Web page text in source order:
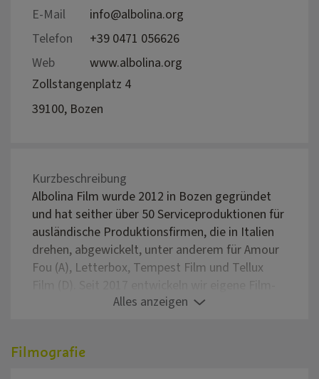
E-Mail
info@albolina.org
Telefon
+39 0471 056626
Web
www.albolina.org
Zollstangenplatz 4
39100, Bozen
Kurzbeschreibung
Albolina Film wurde 2012 in Bozen gegründet
und hat seither über 50 Serviceproduktionen für
ausländische Produktionsfirmen, die in Italien
drehen, abgewickelt, unter anderem für Amour
Fou (A), Letterbox, Tempest Film und Tellux
und Fernsehproduktionen. Der Fokus von
wir bevorzugt in europäischen und
Alles anzeigen
Filmografie